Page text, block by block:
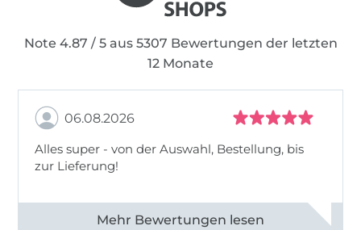
Note 4.87 / 5 aus 5307 Bewertungen der letzten
12 Monate
06.08.2026
Alles super - von der Auswahl, Bestellung, bis
zur Lieferung!
Alle 82968 Bewertungen ansehen